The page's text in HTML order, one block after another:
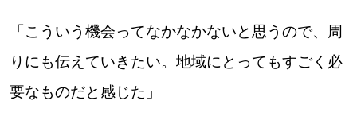
「こういう機会ってなかなかないと思うので、周
りにも伝えていきたい。地域にとってもすごく必
要なものだと感じた」